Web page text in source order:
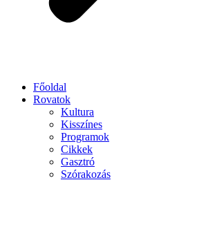
Főoldal
Rovatok
Kultura
Kisszínes
Programok
Cikkek
Gasztró
Szórakozás